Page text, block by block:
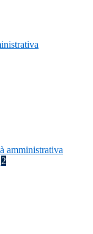
amministrativa
2